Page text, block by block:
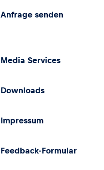
Anfrage senden
Media Services
Downloads
Impressum
Feedback-Formular